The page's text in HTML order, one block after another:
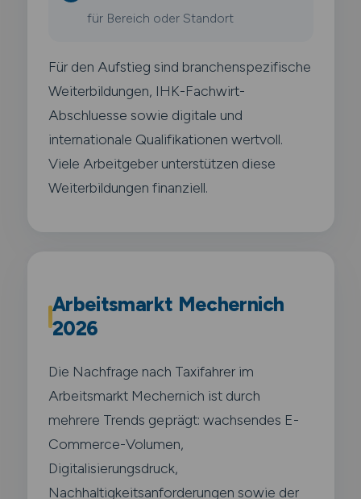
für Bereich oder Standort
Für den Aufstieg sind branchenspezifische
Weiterbildungen, IHK-Fachwirt-
Abschluesse sowie digitale und
internationale Qualifikationen wertvoll.
Viele Arbeitgeber unterstützen diese
Weiterbildungen finanziell.
Arbeitsmarkt Mechernich
2026
Die Nachfrage nach Taxifahrer im
Arbeitsmarkt Mechernich ist durch
mehrere Trends geprägt: wachsendes E-
Commerce-Volumen,
Digitalisierungsdruck,
Nachhaltigkeitsanforderungen sowie der